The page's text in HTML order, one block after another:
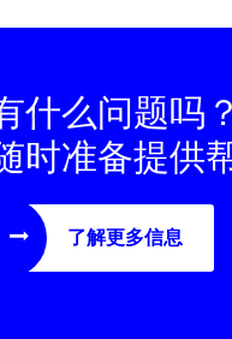
什么问题吗
时准备提供
了解更多信息